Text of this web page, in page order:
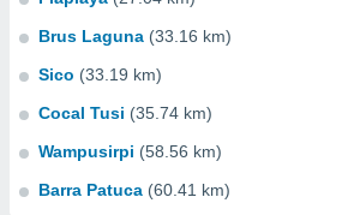
Brus Laguna (33.16 km)
Sico (33.19 km)
Cocal Tusi (35.74 km)
Wampusirpi (58.56 km)
Barra Patuca (60.41 km)